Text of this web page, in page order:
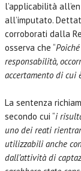
l’applicabilità
all’imputato.
corroborati dalla
osserva che “
responsabilità,
accertamento di cui
La sentenza
secondo cui “i
uno dei reati
utilizzabili anche
dall’attività di